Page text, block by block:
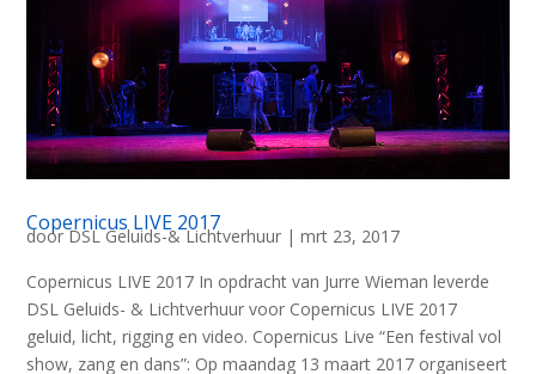
Copernicus LIVE 2017
doorDSL Geluids-& Lichtverhuur |mrt 23, 2017
Copernicus LIVE 2017 In opdracht van Jurre Wieman leverde
DSL Geluids- & Lichtverhuur voor Copernicus LIVE 2017
geluid, licht, rigging en video. Copernicus Live “Een festival vol
show, zang en dans”: Op maandag 13 maart 2017 organiseert